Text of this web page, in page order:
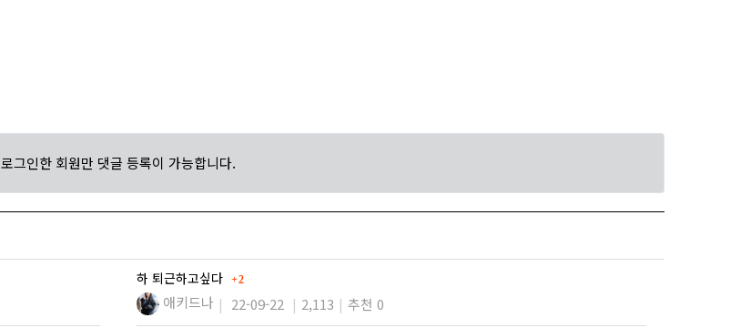
로그인한 회원만 댓글 등록이 가능합니다.
하 퇴근하고싶다 댓글
2
애키드나 22-09-22 2,113 추천 0